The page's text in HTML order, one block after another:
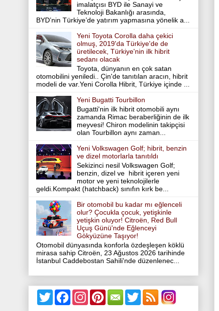
imalatçısı BYD ile Sanayi ve
Teknoloji Bakanlığı arasında,
BYD’nin Türkiye’de yatırım yapmasına yönelik a...
Yeni Toyota Corolla daha çekici
olmuş, 2019'da Türkiye'de de
üretilecek, Türkiye'nin ilk hibrit
sedanı olacak
Toyota, dünyanın en çok satan
otomobilini yeniledi.. Çin'de tanıtılan aracın, hibrit
modeli de var.Yeni Corolla Hibrit, Türkiye içinde ...
Yeni Bugatti Tourbillon
Bugatti'nin ilk hibrit otomobili aynı
zamanda Rimac beraberliğinin de ilk
meyvesi! Chiron modelinin takipçisi
olan Tourbillon aynı zaman...
Yeni Volkswagen Golf; hibrit, benzin
ve dizel motorlarla tanıtıldı
Sekizinci nesil Volkswagen Golf;
benzin, dizel ve hibrit içeren yeni
motor ve yeni teknolojilerle
geldi.Kompakt (hatchback) sınıfın kırk be...
Bir otomobil bu kadar mı eğlenceli
olur? Çocukla çocuk, yetişkinle
yetişkin oluyor! Citroën, Red Bull
Uçuş Günü'nde Eğlenceyi
Gökyüzüne Taşıyor!
Otomobil dünyasında konforla özdeşleşen köklü
mirasa sahip Citroën, 23 Ağustos 2026 tarihinde
İstanbul Caddebostan Sahili'nde düzenlenec...
T
w
F
P
T